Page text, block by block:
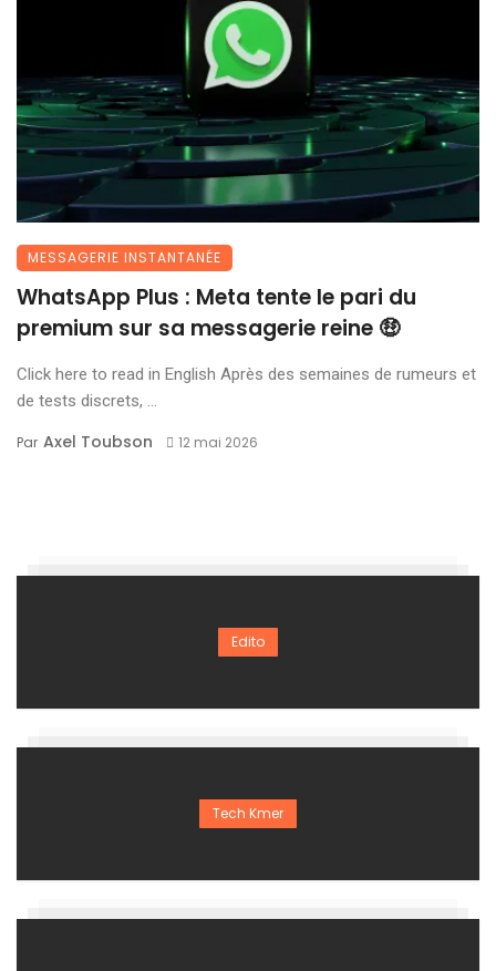
MESSAGERIE INSTANTANÉE
WhatsApp Plus : Meta tente le pari du
premium sur sa messagerie reine 🤑
Click here to read in English Après des semaines de rumeurs et
de tests discrets, ...
Par Axel Toubson 12 mai 2026
Edito
Tech Kmer